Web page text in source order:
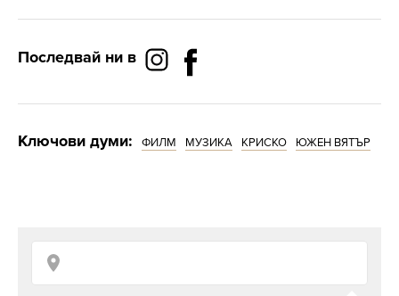
Последвай ни в
Ключови думи: ФИЛМ МУЗИКА КРИСКО ЮЖЕН ВЯТЪР